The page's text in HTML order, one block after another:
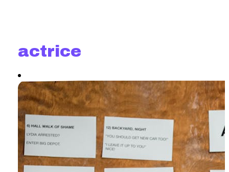
actrice